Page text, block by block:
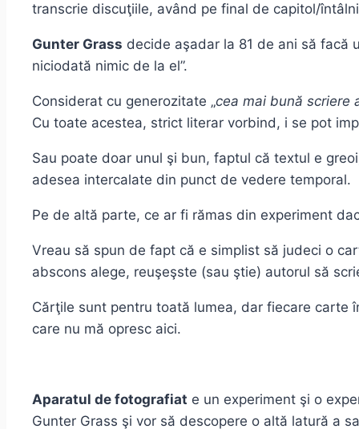
transcrie discuţiile, având pe final de capitol/
Gunter Grass decide aşadar la 81 de ani să facă
niciodată nimic de la el”.
Considerat cu generozitate „cea mai bună scriere
Cu toate acestea, strict literar vorbind, i se pot
Sau poate doar unul şi bun, faptul că textul e
adesea intercalate din punct de vedere temporal.
Pe de altă parte, ce ar fi rămas din experiment
Vreau să spun de fapt că e simplist să judeci o
abscons alege, reuşeşste (sau ştie) autorul să
Cărţile sunt pentru toată lumea, dar fiecare carte
care nu mă opresc aici.
Aparatul de fotografiat e un experiment şi o
Gunter Grass şi vor să descopere o altă latură a